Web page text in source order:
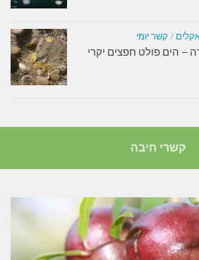
/ קשר יומי
– הים פולט חפצים יקרי
קשרי חיבה